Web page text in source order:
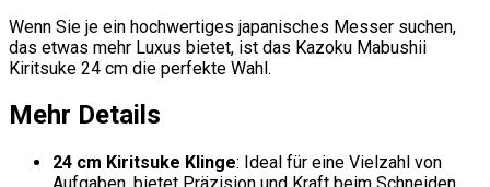
Wenn Sie je ein hochwertiges japanisches Messer suchen,
das etwas mehr Luxus bietet, ist das Kazoku Mabushii
Kiritsuke 24 cm die perfekte Wahl.
Mehr Details
24 cm Kiritsuke Klinge: Ideal für eine Vielzahl von